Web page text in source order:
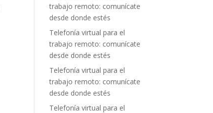
trabajo remoto: comunícate
desde donde estés
Telefonía virtual para el
trabajo remoto: comunícate
desde donde estés
Telefonía virtual para el
trabajo remoto: comunícate
desde donde estés
Telefonía virtual para el